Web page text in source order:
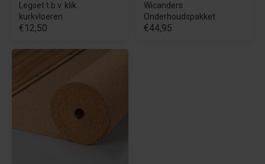
Legset t.b.v. klik
kurkvloeren
€12,50
Wicanders
Onderhoudspakket
€44,95